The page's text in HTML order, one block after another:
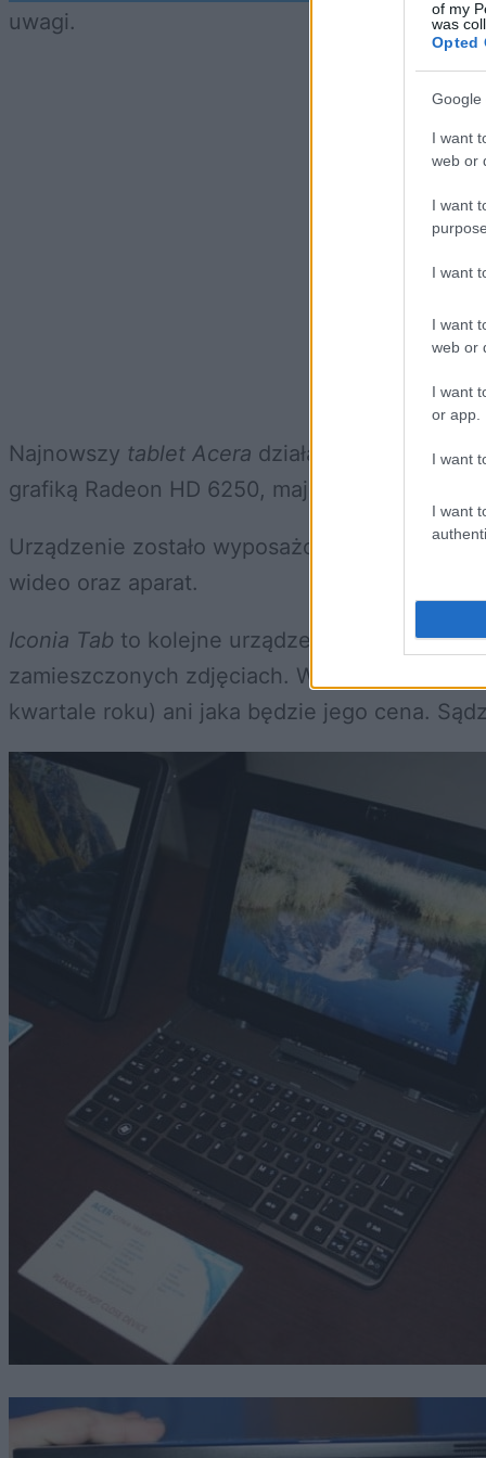
of my
was
Opted
Google
I want
web or
I want
I want
I want
web or
I want
or app.
I want
I want
uwagi.
Najnowszy tablet Acera działa w oparciu o
grafiką Radeon HD 6250, mający do dyspozycji
Urządzenie zostało wyposażone w
wideo oraz aparat.
Iconia Tab to kolejne urządzenie, którego
zamieszczonych zdjęciach. Wciąż jednak
kwartale roku) ani jaka będzie jego cena.